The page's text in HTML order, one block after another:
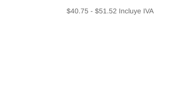
$40.75 - $51.52 Rango
Incluye IVA